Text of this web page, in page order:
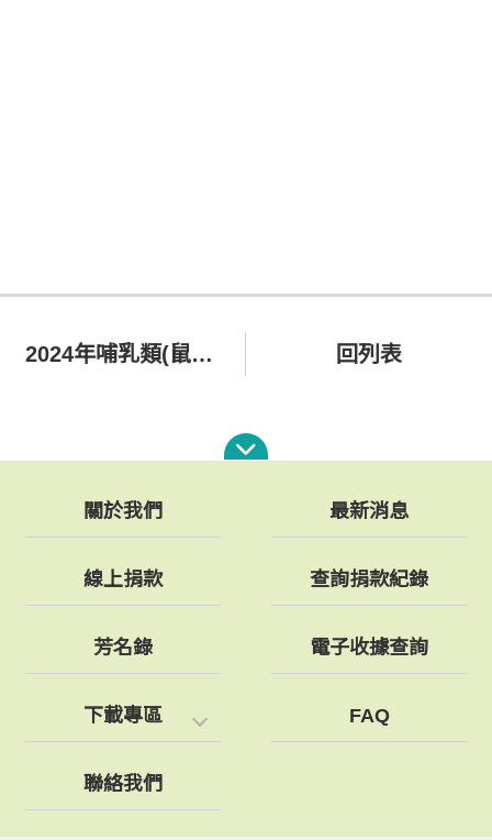
2024年哺乳類(鼠兔、龍貓、蜜袋鼯)講座 回列表
關於我們 最新消息
線上捐款 查詢捐款紀錄
芳名錄 電子收據查詢
下載專區 FAQ
聯絡我們